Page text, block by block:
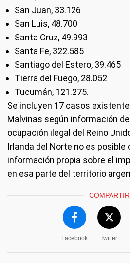
San Juan, 33.126
San Luis, 48.700
Santa Cruz, 49.993
Santa Fe, 322.585
Santiago del Estero, 39.465
Tierra del Fuego, 28.052
Tucumán, 121.275.
Se incluyen 17 casos
Malvinas según información
ocupación ilegal del Reino
Irlanda del Norte no es posible
información propia sobre el
en esa parte del territorio
COMPARTIR
Facebook Twitter